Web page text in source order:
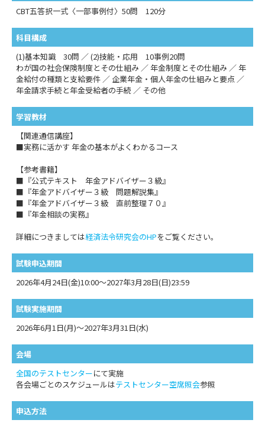
CBT五答択一式〈一部事例付〉50問 120分
科目構成
(1)基本知識 30問 ／ (2)技能・応用 10事例20問
わが国の社会保険制度とその仕組み ／ 年金制度とその仕組み ／ 年
金給付の種類と支給要件 ／ 企業年金・個人年金の仕組みと要点 ／
年金請求手続と年金受給者の手続 ／ その他
学習教材
【関連通信講座】
■実務に活かす 年金の基本がよくわかるコース
【参考書籍】
■『公式テキスト 年金アドバイザー３級』
■『年金アドバイザー３級 問題解説集』
■『年金アドバイザー３級 直前整理７０』
■『年金相談の実務』
詳細につきましては経済法令研究会のHPをご覧ください。
試験申込期間
2026年4月24日(金)10:00～2027年3月28日(日)23:59
試験実施期間
2026年6月1日(月)～2027年3月31日(水)
会場
全国のテストセンターにて実施
各会場ごとのスケジュールはテストセンター空席照会参照
申込方法